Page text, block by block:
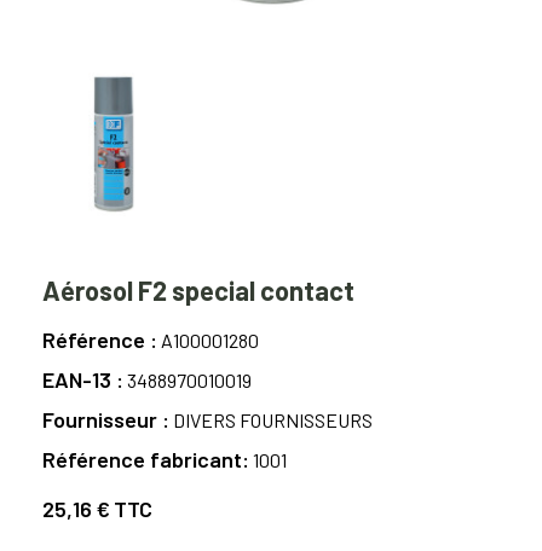
Aérosol F2 special contact
Référence A100001280
EAN-13 3488970010019
Fournisseur DIVERS FOURNISSEURS
Référence fabricant 1001
25,16 € TTC